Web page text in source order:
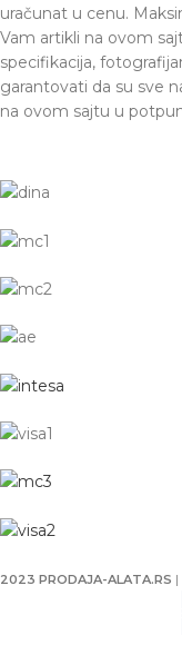
uračunat u cenu.
Vam artikli na ovom
specifikacija,
garantovati da su sve
na ovom sajtu u
2023 PRODAJA-ALATA.RS